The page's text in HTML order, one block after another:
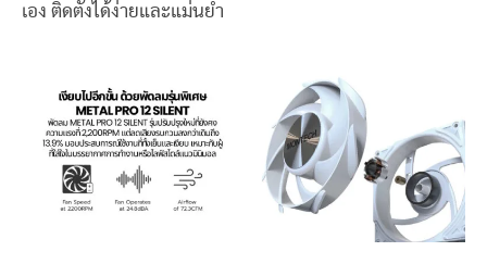
เอง ติดตั้งได้ง่ายและแม่นยำ